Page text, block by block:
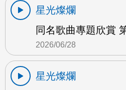
星光燦爛
同名歌曲專題欣賞
2026/06/28
星光燦爛